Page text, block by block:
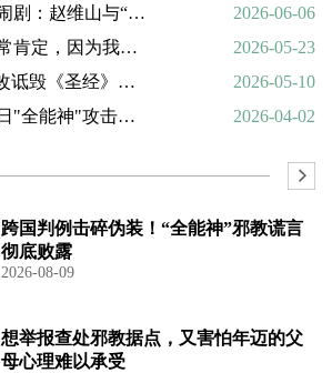
神坛背后的凡人闹剧：赵维山与“女基督”杨向斌的隐秘家庭史
2026-06-06
韩国网友：我非常肯定，因为我亲眼所见。
2026-05-23
戳破“全能神”篡改诋毁《圣经》的荒谬本质
2026-05-10
重磅信息：4月1日"全能神"攻击天主教
2026-04-02
跨国判例击碎伪装！“全能神”邪教谎言
彻底败露
2026-08-09
想举报查处邪教据点，又害怕年迈的父
母心理难以承受